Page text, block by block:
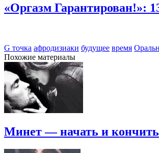
«Оргазм Гарантирован!»:
G точка афродизиаки будущее время
Похожие материалы
Минет — начать и кончить